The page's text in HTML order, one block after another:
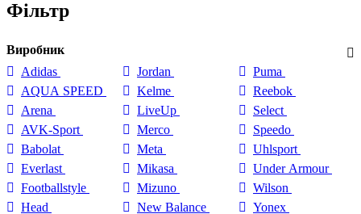
Фільтр
Виробник
Adidas
AQUA SPEED
Arena
AVK-Sport
Babolat
Everlast
Footballstyle
Head
Jordan
Kelme
LiveUp
Merco
Meta
Mikasa
Mizuno
New Balance
Puma
Reebok
Select
Speedo
Uhlsport
Under Armour
Wilson
Yonex